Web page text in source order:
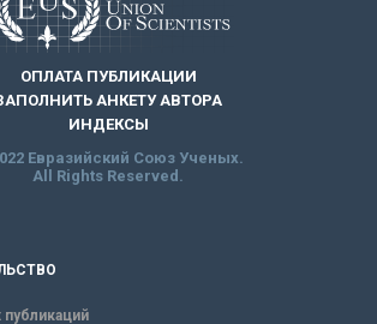
ОПЛАТА ПУБЛИКАЦИИ
АНКЕТУ АВТОРА
ИНДЕКСЫ
Евразийский Союз Ученых.
All Rights Reserved.
публикаций